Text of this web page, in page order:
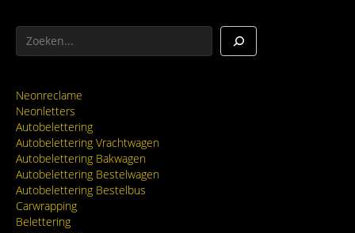
Zoeken
Neonreclame
Neonletters
Autobelettering
Autobelettering Vrachtwagen
Autobelettering Bakwagen
Autobelettering Bestelwagen
Autobelettering Bestelbus
Carwrapping
Belettering